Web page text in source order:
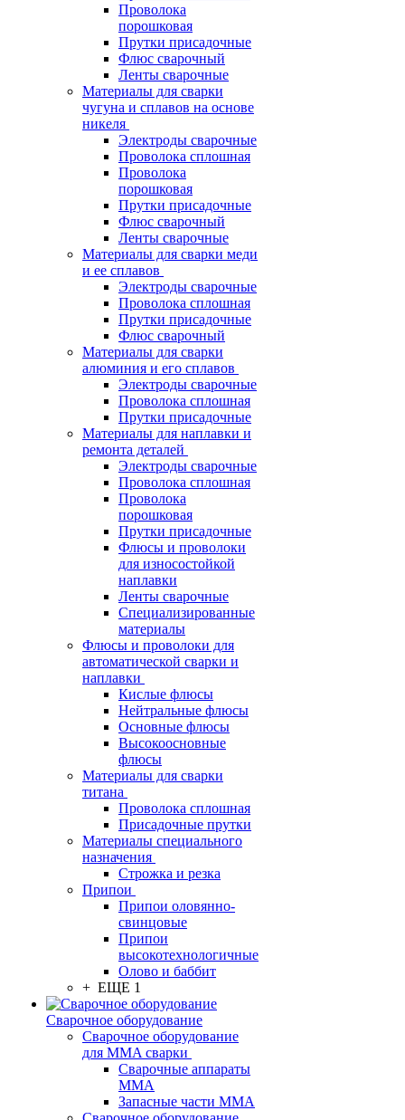
Проволока
порошковая
Прутки присадочные
Флюс сварочный
Ленты сварочные
Материалы для сварки
чугуна и сплавов на основе
никеля
Электроды сварочные
Проволока сплошная
Проволока
порошковая
Прутки присадочные
Флюс сварочный
Ленты сварочные
Материалы для сварки меди
и ее сплавов
Электроды сварочные
Проволока сплошная
Прутки присадочные
Флюс сварочный
Материалы для сварки
алюминия и его сплавов
Электроды сварочные
Проволока сплошная
Прутки присадочные
Материалы для наплавки и
ремонта деталей
Электроды сварочные
Проволока сплошная
Проволока
порошковая
Прутки присадочные
Флюсы и проволоки
для износостойкой
наплавки
Ленты сварочные
Специализированные
материалы
Флюсы и проволоки для
автоматической сварки и
наплавки
Кислые флюсы
Нейтральные флюсы
Основные флюсы
Высокоосновные
флюсы
Материалы для сварки
титана
Проволока сплошная
Присадочные прутки
Материалы специального
назначения
Строжка и резка
Припои
Припои оловянно-
свинцовые
Припои
высокотехнологичные
Олово и баббит
+ ЕЩЕ 1
Сварочное оборудование
Сварочное оборудование
для MMA сварки
Сварочные аппараты
MMA
Запасные части MMA